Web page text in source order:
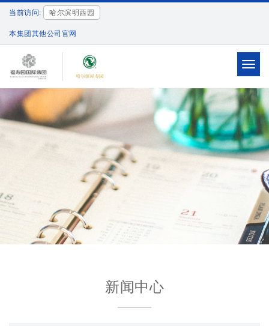
当前访问: 哈尔滨明西园
本集团其他公司官网
新闻中心